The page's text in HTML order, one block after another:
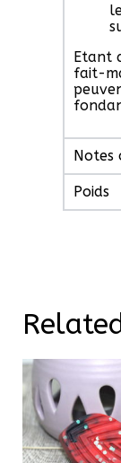
Etant
fait-
Notes
Poids